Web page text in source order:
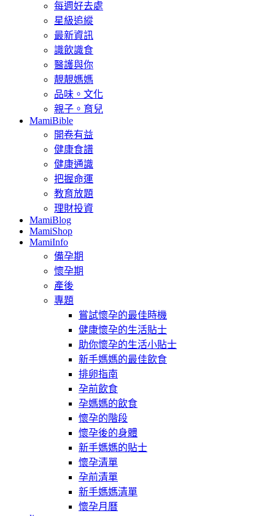
每週好去處
星級追縱
最新資訊
識飲識食
醫護與你
靚靚媽媽
品味。文化
親子。育兒
MamiBible
開卷有益
健康食譜
健康通識
把握命運
教育放題
理財投資
MamiBlog
MamiShop
MamiInfo
備孕期
懷孕期
產後
專題
嘗試懷孕的最佳時機
健康懷孕的生活貼士
助你懷孕的生活小貼士
新手媽媽的最佳飲食
排卵指南
孕前飲食
孕媽媽的飲食
懷孕的階段
懷孕後的身體
新手媽媽的貼士
懷孕清單
孕前清單
新手媽媽清單
懷孕月曆